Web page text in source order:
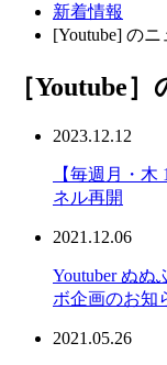
新着情報
[Youtube] の
［Youtube］
2023.12.12
【毎週月・
ネル再開
2021.12.06
Youtuber ぬぬ
ボ企画のお知
2021.05.26